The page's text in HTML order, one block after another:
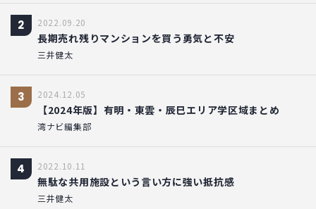
2 2022.09.20
長期売れ残りマンションを買う勇気と不安
三井健太
3 2024.12.05
【2024年版】有明・東雲・辰巳エリア学区域まとめ
湾ナビ編集部
4 2022.10.11
無駄な共用施設という言い方に強い抵抗感
三井健太